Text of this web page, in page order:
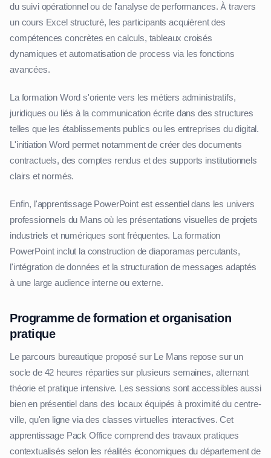
du suivi opérationnel ou de l'analyse de performances. À travers
un cours Excel structuré, les participants acquièrent des
compétences concrètes en calculs, tableaux croisés
dynamiques et automatisation de process via les fonctions
avancées.
La formation Word s'oriente vers les métiers administratifs,
juridiques ou liés à la communication écrite dans des structures
telles que les établissements publics ou les entreprises du digital.
L'initiation Word permet notamment de créer des documents
contractuels, des comptes rendus et des supports institutionnels
clairs et normés.
Enfin, l'apprentissage PowerPoint est essentiel dans les univers
professionnels du Mans où les présentations visuelles de projets
industriels et numériques sont fréquentes. La formation
PowerPoint inclut la construction de diaporamas percutants,
l'intégration de données et la structuration de messages adaptés
à une large audience interne ou externe.
Programme de formation et organisation
pratique
Le parcours bureautique proposé sur Le Mans repose sur un
socle de 42 heures réparties sur plusieurs semaines, alternant
théorie et pratique intensive. Les sessions sont accessibles aussi
bien en présentiel dans des locaux équipés à proximité du centre-
ville, qu'en ligne via des classes virtuelles interactives. Cet
apprentissage Pack Office comprend des travaux pratiques
contextualisés selon les réalités économiques du département de